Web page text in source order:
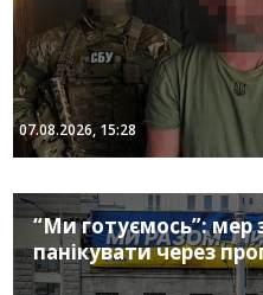
07.08.2026, 15:28
“Ми готуємось”: мер
панікувати через